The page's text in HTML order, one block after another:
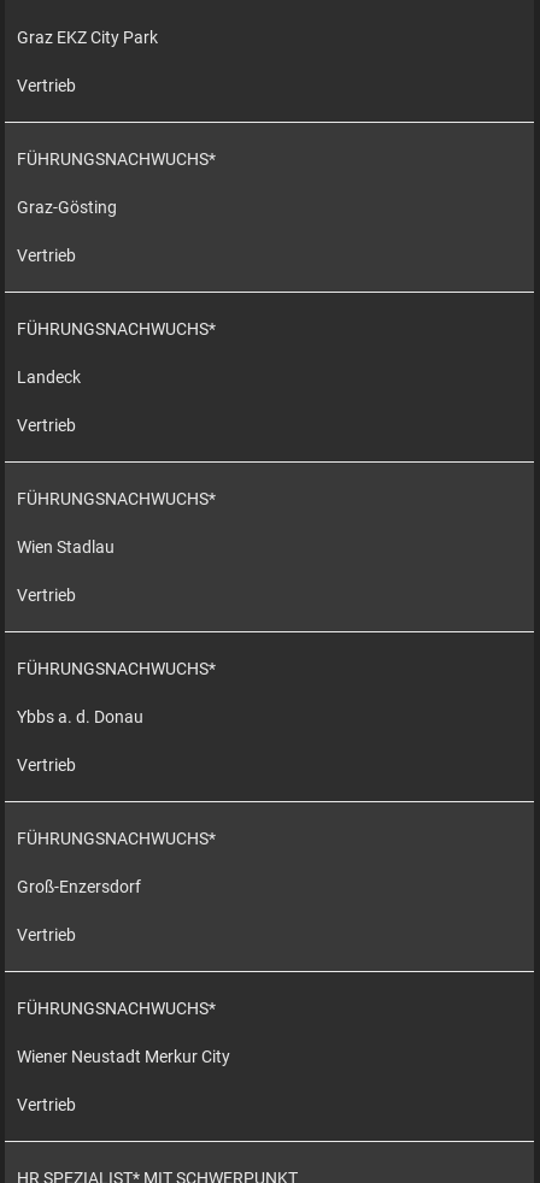
Graz EKZ City Park
Vertrieb
FÜHRUNGSNACHWUCHS*
Graz-Gösting
Vertrieb
FÜHRUNGSNACHWUCHS*
Landeck
Vertrieb
FÜHRUNGSNACHWUCHS*
Wien Stadlau
Vertrieb
FÜHRUNGSNACHWUCHS*
Ybbs a. d. Donau
Vertrieb
FÜHRUNGSNACHWUCHS*
Groß-Enzersdorf
Vertrieb
FÜHRUNGSNACHWUCHS*
Wiener Neustadt Merkur City
Vertrieb
HR SPEZIALIST* MIT SCHWERPUNKT